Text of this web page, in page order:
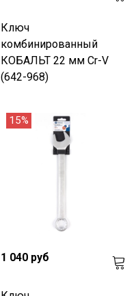
Ключ
комбинированный
КОБАЛЬТ 22 мм Cr-V
(642-968)
15%
1 040 руб